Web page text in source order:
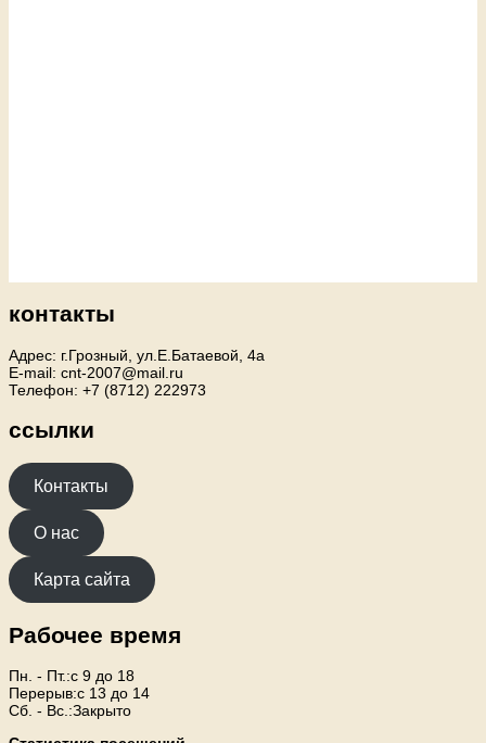
контакты
Адрес: г.Грозный, ул.Е.Батаевой, 4а
E-mail: cnt-2007@mail.ru
Телефон: +7 (8712) 222973
ссылки
Контакты
О нас
Карта сайта
Рабочее время
Пн. - Пт.:с 9 до 18
Перерыв:с 13 до 14
Сб. - Вс.:Закрыто